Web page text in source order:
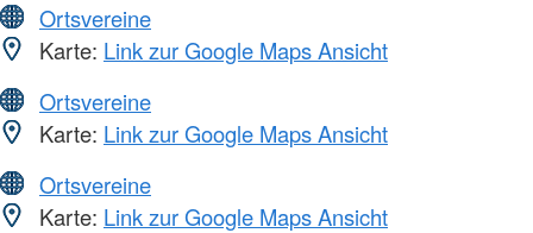
Ortsvereine
Karte: Link zur Google Maps Ansicht
Ortsvereine
Karte: Link zur Google Maps Ansicht
Ortsvereine
Karte: Link zur Google Maps Ansicht